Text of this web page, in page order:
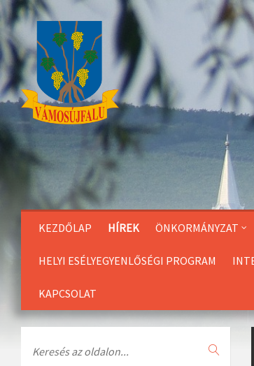
Skip
to
Content
KEZDŐLAP HÍREK ÖNKORMÁNYZAT
HELYI ESÉLYEGYENLŐSÉGI PROGRAM
KAPCSOLAT